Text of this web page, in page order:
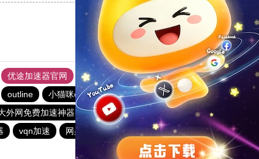
优途加速器官网 风驰加速器 旋风加速器
八戒看书
outline 小猫咪ciash加速器
twitter加速器
外网免费加速神器 BitzNet加速器
永久不收费的加速器
vqn加速 网必通 toto加速器
暴雪加速器